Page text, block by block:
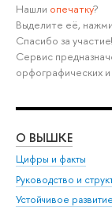
Нашли опечатку?
Выделите её,
Спасибо за участие!
Сервис
орфографических
О ВЫШКЕ
Цифры и факты
Руководство и
Устойчивое